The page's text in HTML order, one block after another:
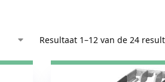
Resultaat 1–12 van de 24